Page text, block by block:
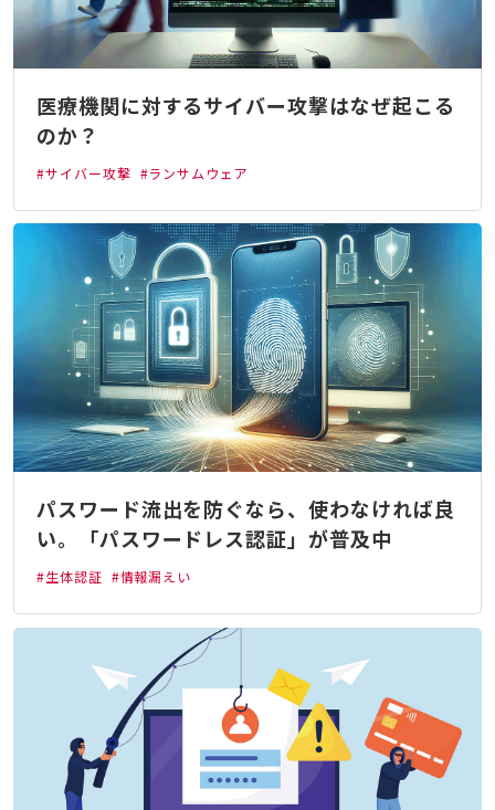
医療機関に対するサイバー攻撃はなぜ起こる
のか？
#サイバー攻撃 #ランサムウェア
パスワード流出を防ぐなら、使わなければ良
い。「パスワードレス認証」が普及中
#生体認証 #情報漏えい